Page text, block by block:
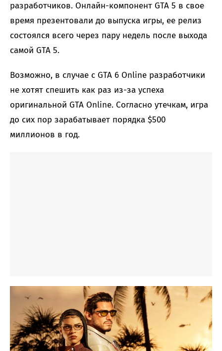
разработчиков. Онлайн-компонент GTA 5 в свое
время презентовали до выпуска игры, ее релиз
состоялся всего через пару недель после выхода
самой GTA 5.
Возможно, в случае с GTA 6 Online разработчики
не хотят спешить как раз из-за успеха
оригинальной GTA Online. Согласно утечкам, игра
до сих пор зарабатывает порядка $500
миллионов в год.